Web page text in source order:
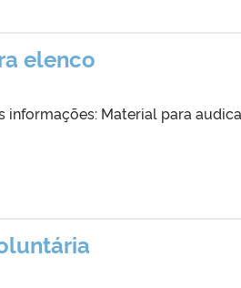
elenco
informações: Material para